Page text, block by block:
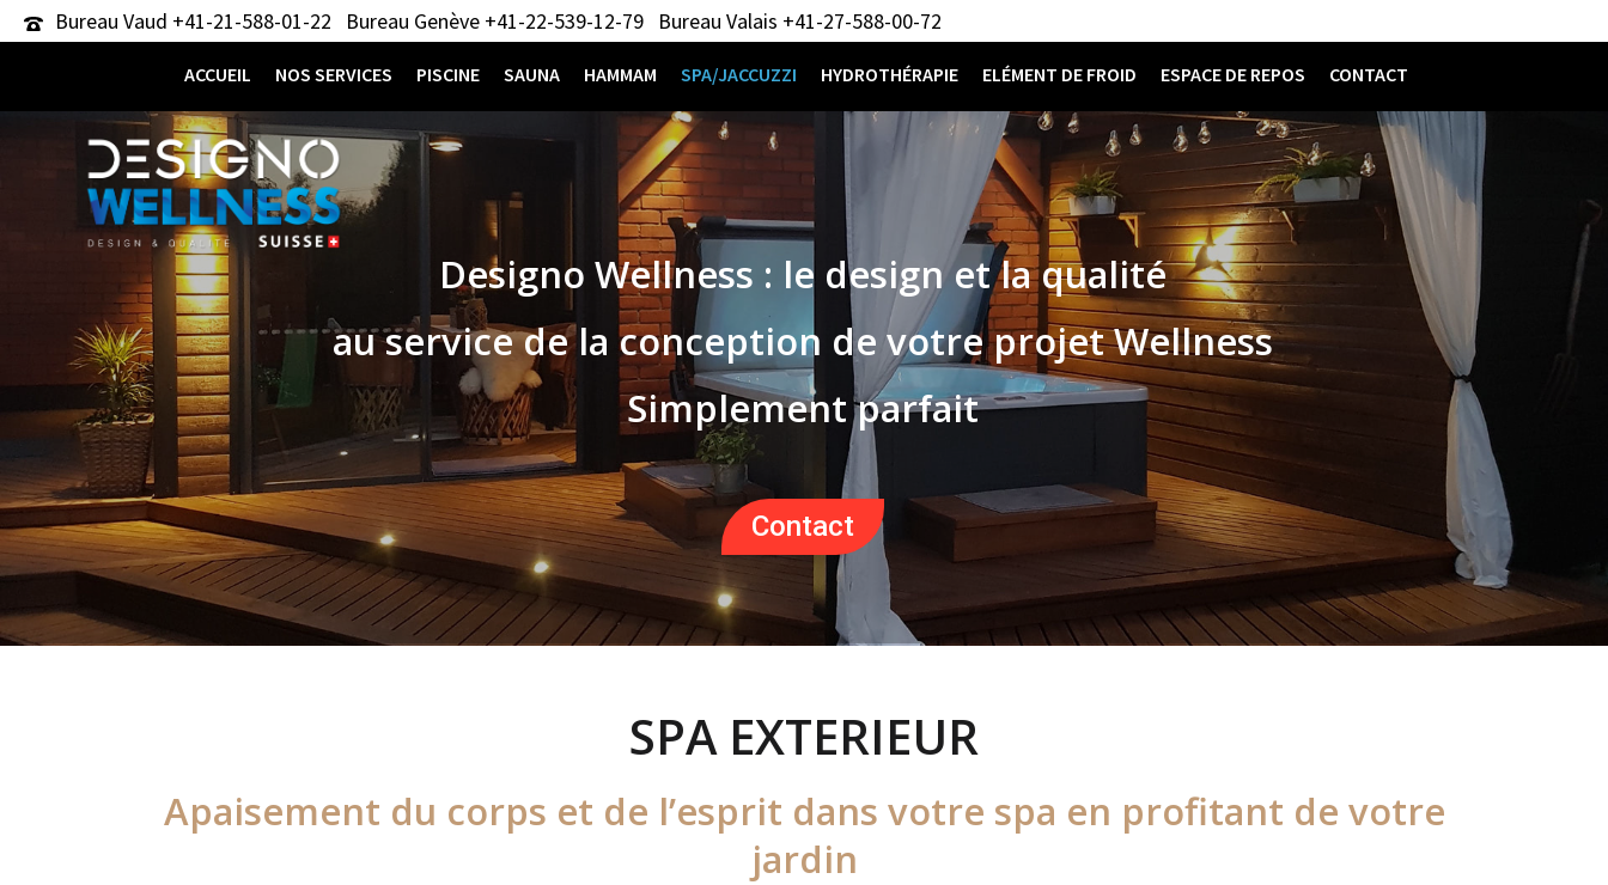
Bureau Vaud +41-21-588-01-22 Bureau Genève +41-22-539-12-79 Bureau Valais +41-27-588-00-72
ACCUEIL NOS SERVICES PISCINE SAUNA HAMMAM SPA/JACCUZZI HYDROTHÉRAPIE ELÉMENT DE FROID ESPACE DE REPOS CONTACT
Designo Wellness : le design et la qualité
au service de la conception de votre projet Wellness
Simplement parfait
Contact
SPA EXTERIEUR
Apaisement du corps et de l’esprit dans votre spa en profitant de votre
jardin